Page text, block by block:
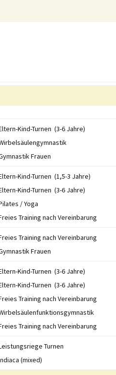
Kind-Turnen (3-6 Jahre)
Frauen
Kind-Turnen (1,5-3 Jahre)
Kind-Turnen (3-6 Jahre)
/ Yoga
Training nach Vereinbarung
Training nach Vereinbarung
Frauen
Kind-Turnen (3-6 Jahre)
Kind-Turnen (3-6 Jahre)
Training nach Vereinbarung
Training nach Vereinbarung
Turnen
(mixed)